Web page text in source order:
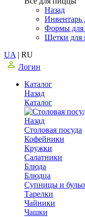
Назад
Формы
Щетки для
UA | RU
Логин
Каталог
Назад
Каталог
Назад
Столовая посуда
Кофейники
Кружки
Салатники
Блюда
Блюдца
Супницы и
Тарелки
Чайники
Чашки